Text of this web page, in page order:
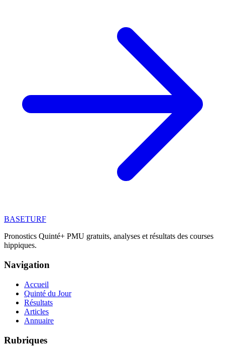
BASETURF
Pronostics Quinté+ PMU gratuits, analyses et résultats des courses
hippiques.
Navigation
Accueil
Quinté du Jour
Résultats
Articles
Annuaire
Rubriques